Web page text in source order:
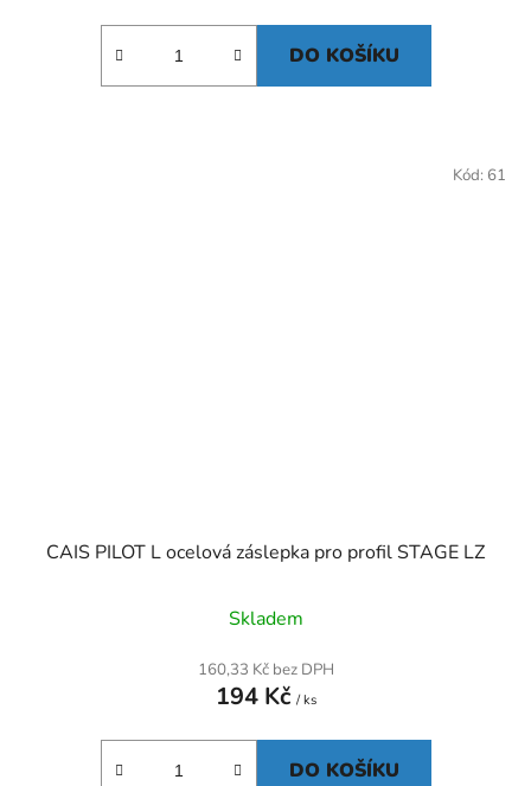
DO KOŠÍKU
CAIS PILOT L ocelová záslepka pro profil STAGE LZ
Skladem
160,33 Kč bez DPH
194 Kč / ks
DO KOŠÍKU
Kód: 61